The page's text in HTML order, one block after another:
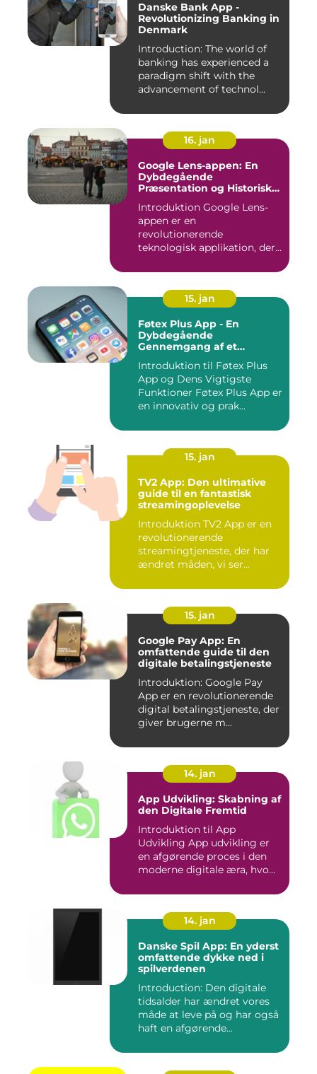
Danske Bank App -
Revolutionizing Banking in
Denmark
Introduction: The world of
banking has experienced a
paradigm shift with the
advancement of technol...
16. jan
Google Lens-appen: En
Dybdegående
Præsentation og Historisk
Introduktion Google Lens-
appen er en
revolutionerende
teknologisk applikation, der
15. jan
Føtex Plus App - En
Dybdegående
Gennemgang af et
Indkøbsoplevelse
Introduktion til Føtex Plus
App og Dens Vigtigste
Funktioner Føtex Plus App er
en innovativ og prak...
15. jan
TV2 App: Den ultimative
guide til en fantastisk
streamingoplevelse
Introduktion TV2 App er en
revolutionerende
streamingtjeneste, der har
ændret måden, vi ser
15. jan
Google Pay App: En
omfattende guide til den
digitale betalingstjeneste
Introduktion: Google Pay
App er en revolutionerende
digital betalingstjeneste, der
giver brugerne m...
14. jan
App Udvikling: Skabning af
den Digitale Fremtid
Introduktion til App
Udvikling App udvikling er
en afgørende proces i den
moderne digitale æra, hvo...
14. jan
Danske Spil App: En yderst
omfattende dykke ned i
spilverdenen
Introduction: Den digitale
tidsalder har ændret vores
måde at leve på og har også
haft en afgørende...